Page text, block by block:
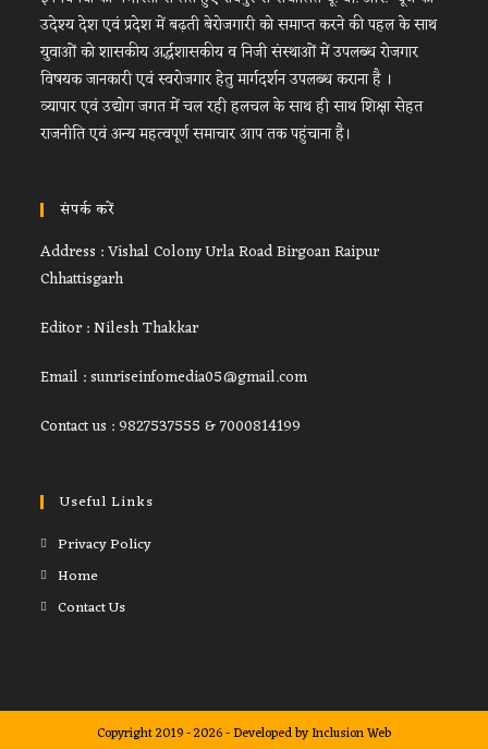
उदेश्य देश एवं प्रदेश में बढ़ती बेरोजगारी को समाप्त करने की पहल के साथ
युवाओं को शासकीय अर्द्धशासकीय व निजी संस्थाओं में उपलब्ध रोजगार
विषयक जानकारी एवं स्वरोजगार हेतु मार्गदर्शन उपलब्ध कराना है ।
व्यापार एवं उद्योग जगत में चल रही हलचल के साथ ही साथ शिक्षा सेहत
राजनीति एवं अन्य महत्वपूर्ण समाचार आप तक पहुंचाना है।
संपर्क करें
Address : Vishal Colony Urla Road Birgoan Raipur
Chhattisgarh
Editor : Nilesh Thakkar
Email : sunriseinfomedia05@gmail.com
Contact us : 9827537555 & 7000814199
Useful Links
Privacy Policy
Home
Contact Us
Copyright 2019 - 2026 - Developed byInclusion Web